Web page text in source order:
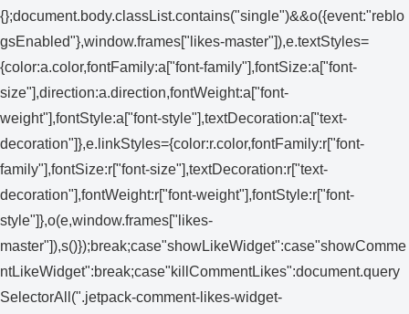
{};document.body.classList.contains("single")&&o({event:"reblo
gsEnabled"},window.frames["likes-master"]),e.textStyles=
{color:a.color,fontFamily:a["font-family"],fontSize:a["font-
size"],direction:a.direction,fontWeight:a["font-
weight"],fontStyle:a["font-style"],textDecoration:a["text-
decoration"]},e.linkStyles={color:r.color,fontFamily:r["font-
family"],fontSize:r["font-size"],textDecoration:r["text-
decoration"],fontWeight:r["font-weight"],fontStyle:r["font-
style"]},o(e,window.frames["likes-
master"]),s()});break;case"showLikeWidget":case"showComme
ntLikeWidget":break;case"killCommentLikes":document.query
SelectorAll(".jetpack-comment-likes-widget-